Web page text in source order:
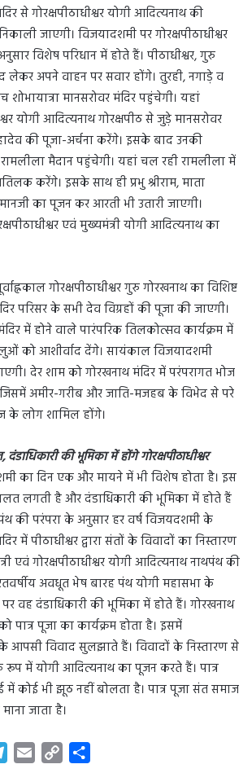
से गोरक्षपीठाधीश्वर योगी आदित्यनाथ की
जाएगी। विजयादशमी पर गोरक्षपीठाधीश्वर
विशेष परिधान में होते हैं। पीठाधीश्वर, गुरु
लेकर अपने वाहन पर सवार होंगे। तुरही, नगाड़े व
मानसरोवर मंदिर पहुंचेगी। यहां
योगी आदित्यनाथ गोरक्षपीठ से जुड़े मानसरोवर
की पूजा-अर्चना करेंगे। इसके बाद उनकी
रामलीला मैदान पहुंचेगी। यहां चल रही रामलीला में
करेंगे। इसके साथ ही प्रभु श्रीराम, माता
का पूजन कर आरती भी उतारी जाएगी।
एवं मुख्यमंत्री योगी आदित्यनाथ का
गोरक्षपीठाधीश्वर गुरु गोरखनाथ का विशिष्ट
परिसर के सभी देव विग्रहों की पूजा की जाएगी।
में होने वाले पारंपरिक तिलकोत्सव कार्यक्रम में
को आशीर्वाद देंगे। सायंकाल विजयादशमी
देर शाम को गोरखनाथ मंदिर में परंपरागत भोज
अमीर-गरीब और जाति-मजहब के विभेद से परे
के लोग शामिल होंगे।
की भूमिका में होंगे गोरक्षपीठाधीश्वर
का दिन एक और मायने में भी विशेष होता है। इस
लगती है और दंडाधिकारी की भूमिका में होते हैं
की परंपरा के अनुसार हर वर्ष विजयदशमी के
में पीठाधीश्वर द्वारा संतों के विवादों का निस्तारण
एवं गोरक्षपीठाधीश्वर योगी आदित्यनाथ नाथपंथ की
अवधूत भेष बारह पंथ योगी महासभा के
वह दंडाधिकारी की भूमिका में होते हैं। गोरखनाथ
पात्र पूजा का कार्यक्रम होता है। इसमें
के आपसी विवाद सुलझाते हैं। विवादों के निस्तारण से
रूप में योगी आदित्यनाथ का पूजन करते हैं। पात्र
कोई भी झूठ नहीं बोलता है। पात्र पूजा संत समाज
जाता है।